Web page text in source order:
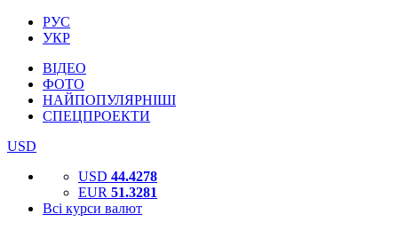
РУС
УКР
ВІДЕО
ФОТО
НАЙПОПУЛЯРНІШІ
СПЕЦПРОЕКТИ
USD
USD 44.4278
EUR 51.3281
Всі курси валют